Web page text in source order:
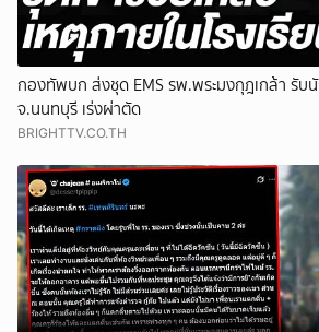
กองทัพบก ส่งชุด EMS รพ.พระมงกุฎเกล้า รับนั
จ.นนทบุรี เร่งผ่าตัด
BRIGHTTV.CO.TH